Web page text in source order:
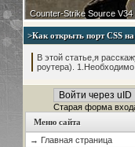
Counter-Strike Source V34
>Как открыть порт CSS
В этой статье,я
роутера). 1.Необходимо
Войти через uID
Старая форма
Меню сайта
→ Главная страница